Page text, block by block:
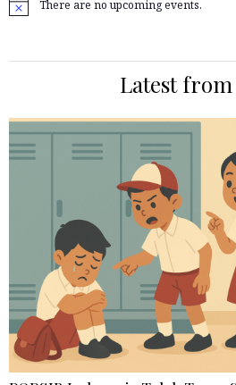
Notice There are no upcoming events.
Latest